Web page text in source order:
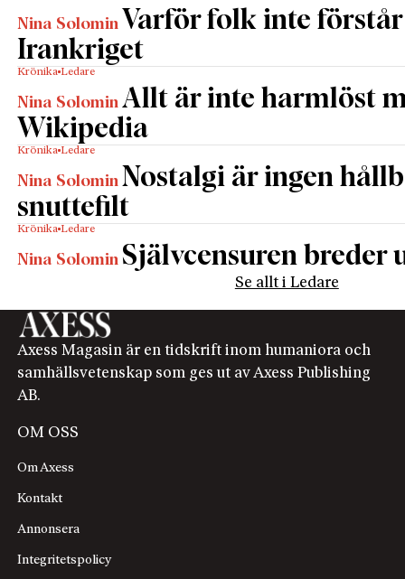
Nina Solomin Varför folk inte förstår
Irankriget
Krönika Ledare
Nina Solomin Allt är inte harmlöst
Wikipedia
Krönika Ledare
Nina Solomin Nostalgi är ingen
snuttefilt
Krönika Ledare
Nina Solomin Självcensuren breder
Se allt i Ledare
Axess Magasin är en tidskrift inom humaniora och
samhällsvetenskap som ges ut av Axess Publishing
AB.
OM OSS
Om Axess
Kontakt
Annonsera
Integritetspolicy